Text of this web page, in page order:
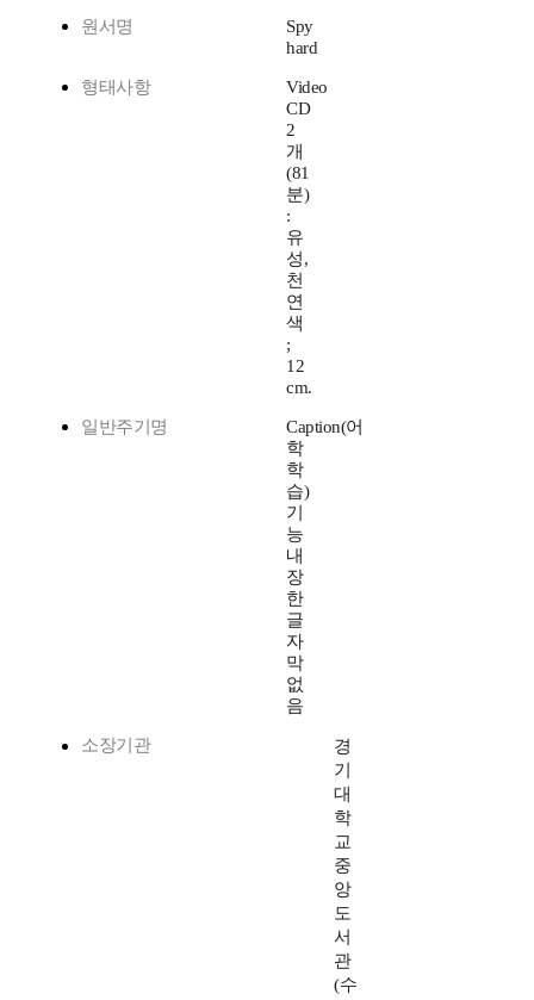
원서명
Spy
hard
형태사항
Video
CD
2
개
(81
분)
:
유
성,
천
연
색
;
12
cm.
일반주기명
Caption(어
학
학
습)
기
능
내
장
한
글
자
막
없
음
소장기관
경
기
대
학
교
중
앙
도
서
관
(수